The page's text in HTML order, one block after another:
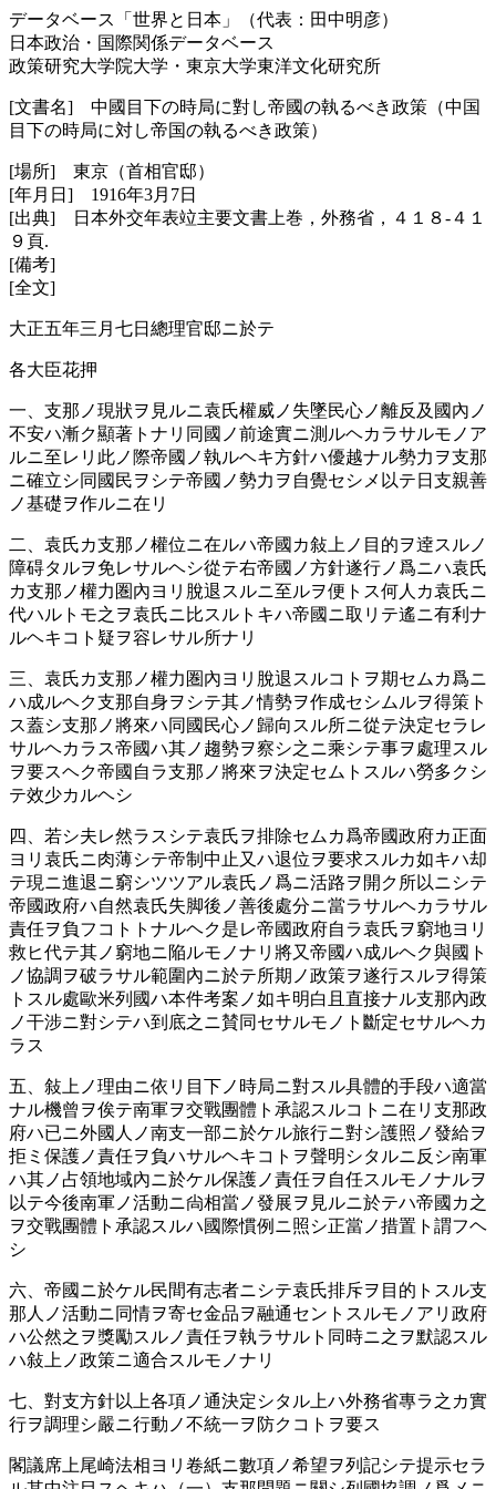
データベース「世界と日本」（代表：田中明彦）
日本政治・国際関係データベース
政策研究大学院大学・東京大学東洋文化研究所
[文書名] 中國目下の時局に對し帝國の執るべき政策（中国
目下の時局に対し帝国の執るべき政策）
[場所] 東京（首相官邸）
[年月日] 1916年3月7日
[出典] 日本外交年表竝主要文書上巻，外務省，４１８‐４１
９頁.
[備考]
[全文]
大正五年三月七日總理官邸ニ於テ
各大臣花押
一、支那ノ現狀ヲ見ルニ袁氏權威ノ失墜民心ノ離反及國內ノ
不安ハ漸ク顯著トナリ同國ノ前途實ニ測ルヘカラサルモノア
ルニ至レリ此ノ際帝國ノ執ルヘキ方針ハ優越ナル勢力ヲ支那
ニ確立シ同國民ヲシテ帝國ノ勢力ヲ自覺セシメ以テ日支親善
ノ基礎ヲ作ルニ在リ
二、袁氏カ支那ノ權位ニ在ルハ帝國カ敍上ノ目的ヲ逹スルノ
障碍タルヲ免レサルヘシ從テ右帝國ノ方針遂行ノ爲ニハ袁氏
カ支那ノ權力圏內ヨリ脫退スルニ至ルヲ便トス何人カ袁氏ニ
代ハルトモ之ヲ袁氏ニ比スルトキハ帝國ニ取リテ遙ニ有利ナ
ルヘキコト疑ヲ容レサル所ナリ
三、袁氏カ支那ノ權力圏內ヨリ脫退スルコトヲ期セムカ爲ニ
ハ成ルヘク支那自身ヲシテ其ノ情勢ヲ作成セシムルヲ得策ト
ス蓋シ支那ノ將來ハ同國民心ノ歸向スル所ニ從テ決定セラレ
サルヘカラス帝國ハ其ノ趨勢ヲ察シ之ニ乘シテ事ヲ處理スル
ヲ要スヘク帝國自ラ支那ノ將來ヲ決定セムトスルハ勞多クシ
テ效少カルヘシ
四、若シ夫レ然ラスシテ袁氏ヲ排除セムカ爲帝國政府カ正面
ヨリ袁氏ニ肉薄シテ帝制中止又ハ退位ヲ要求スルカ如キハ却
テ現ニ進退ニ窮シツツアル袁氏ノ爲ニ活路ヲ開ク所以ニシテ
帝國政府ハ自然袁氏失脚後ノ善後處分ニ當ラサルヘカラサル
責任ヲ負フコトトナルヘク是レ帝國政府自ラ袁氏ヲ窮地ヨリ
救ヒ代テ其ノ窮地ニ陥ルモノナリ將又帝國ハ成ルヘク與國ト
ノ協調ヲ破ラサル範圍內ニ於テ所期ノ政策ヲ遂行スルヲ得策
トスル處歐米列國ハ本件考案ノ如キ明白且直接ナル支那內政
ノ干涉ニ對シテハ到底之ニ賛同セサルモノト斷定セサルヘカ
ラス
五、敍上ノ理由ニ依リ目下ノ時局ニ對スル具體的手段ハ適當
ナル機曾ヲ俟テ南軍ヲ交戰團體ト承認スルコトニ在リ支那政
府ハ已ニ外國人ノ南支一部ニ於ケル旅行ニ對シ護照ノ發給ヲ
拒ミ保護ノ責任ヲ負ハサルヘキコトヲ聲明シタルニ反シ南軍
ハ其ノ占領地域內ニ於ケル保護ノ責任ヲ自任スルモノナルヲ
以テ今後南軍ノ活動ニ尙相當ノ發展ヲ見ルニ於テハ帝國カ之
ヲ交戰團體ト承認スルハ國際慣例ニ照シ正當ノ措置ト謂フヘ
シ
六、帝國ニ於ケル民間有志者ニシテ袁氏排斥ヲ目的トスル支
那人ノ活動ニ同情ヲ寄セ金品ヲ融通セントスルモノアリ政府
ハ公然之ヲ獎勵スルノ責任ヲ執ラサルト同時ニ之ヲ默認スル
ハ敍上ノ政策ニ適合スルモノナリ
七、對支方針以上各項ノ通決定シタル上ハ外務省專ラ之カ實
行ヲ調理シ嚴ニ行動ノ不統一ヲ防クコトヲ要ス
閣議席上尾崎法相ヨリ卷紙ニ數項ノ希望ヲ列記シテ提示セラ